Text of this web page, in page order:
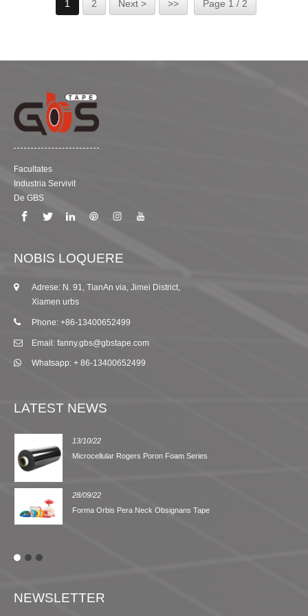
Poron cum alia materia, sicut taenia duplicata texti linita,
taenia duplicata polyester taenia, vel alia 3M taenia
1 2 Next > >> Page 1 / 2
Facultates
Industria Servivit
De GBS
NOBIS LOQUERE
Adrese: N. 91, TianAn via, Jimei District,
Xiamen urbs
Phone: +86-13400652499
Email: fanny.gbs@gbstape.com
Whatsapp: + 86-13400652499
LATEST NEWS
13/10/22
Microcellular Rogers Poron Foam Series
28/09/22
Forma Orbis Pera Neck Obsignans Tape
NEWSLETTER